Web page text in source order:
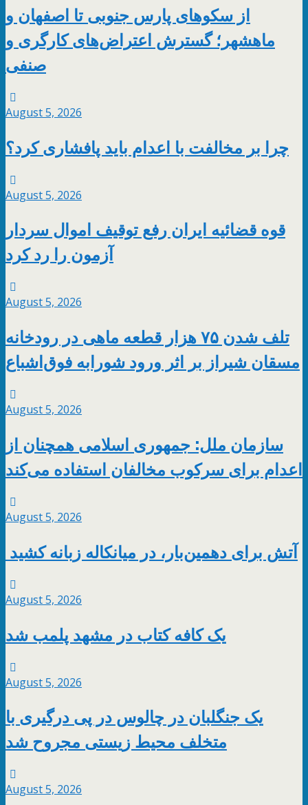
از سکوهای پارس جنوبی تا اصفهان و
ماهشهر؛ گسترش اعتراض‌های کارگری و
صنفی
August 5, 2026
چرا بر مخالفت با اعدام باید پافشاری کرد؟
August 5, 2026
قوه قضائیه ایران رفع توقیف اموال سردار
آزمون را رد کرد
August 5, 2026
تلف شدن ۷۵ هزار قطعه ماهی در رودخانه
مسقان شیراز بر اثر ورود شورابه فوق‌اشباع
August 5, 2026
سازمان ملل: جمهوری اسلامی همچنان از
اعدام برای سرکوب مخالفان استفاده می‌کند
August 5, 2026
آتش برای دهمین‌بار، در میانکاله زبانه کشید
August 5, 2026
یک کافه کتاب در مشهد پلمب شد
August 5, 2026
یک جنگلبان در چالوس در پی درگیری با
متخلف محیط زیستی مجروح شد
August 5, 2026